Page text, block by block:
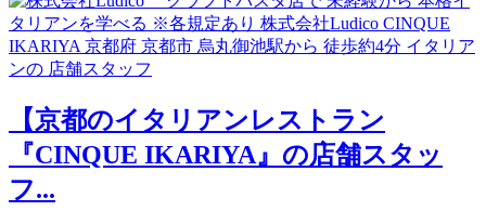
【京都のイタリアンレストラン
『CINQUE IKARIYA』の店舗スタッ
フ...